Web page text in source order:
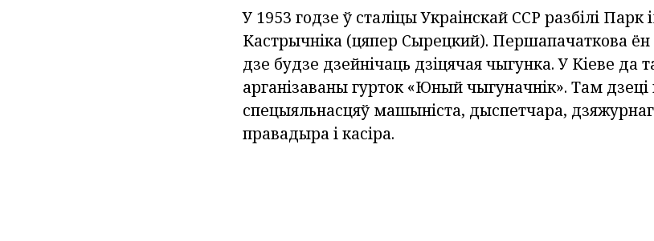
У 1953 годзе ў сталіцы Украінскай ССР разбілі Парк
Кастрычніка (цяпер Сырецкий). Першапачаткова ён
дзе будзе дзейнічаць дзіцячая чыгунка. У Кіеве
арганізаваны гурток «Юный чыгуначнік». Там дзеці
спецыяльнасцяў машыніста, дыспетчара,
правадыра і касіра.